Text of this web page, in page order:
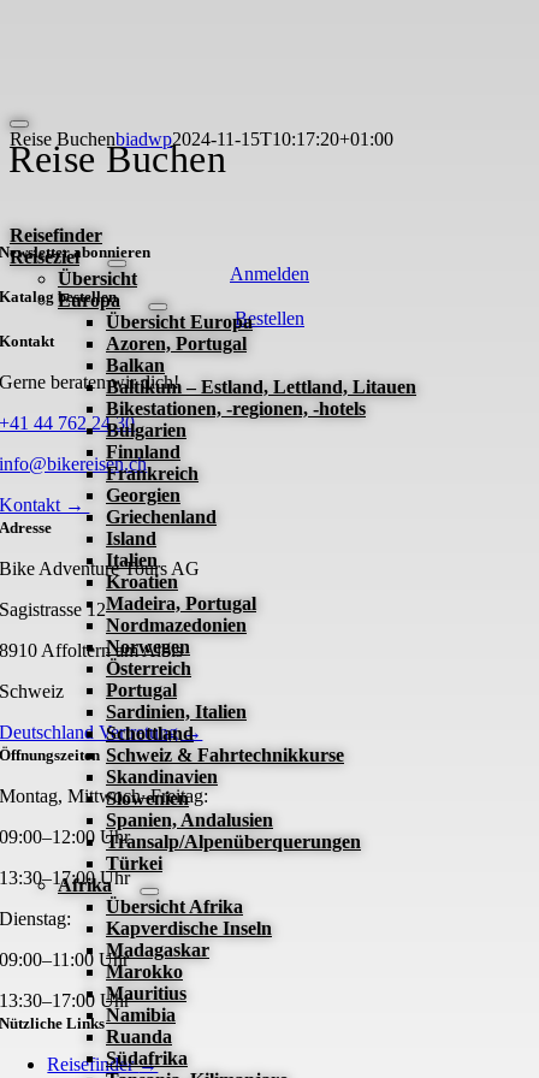
Toggle
Navigation
Reisefinder
Reiseziel
Übersicht
Europa
Übersicht Europa
Azoren, Portugal
Balkan
Baltikum – Estland, Lettland, Litauen
Bikestationen, -regionen, -hotels
Bulgarien
Finnland
Frankreich
Georgien
Griechenland
Island
Italien
Kroatien
Madeira, Portugal
Nordmazedonien
Norwegen
Österreich
Portugal
Sardinien, Italien
Schottland
Schweiz & Fahrtechnikkurse
Skandinavien
Slowenien
Spanien, Andalusien
Transalp/Alpenüberquerungen
Türkei
Afrika
Übersicht Afrika
Kapverdische Inseln
Madagaskar
Marokko
Mauritius
Namibia
Ruanda
Südafrika
Reise Buchen
Reise Buchenbiadwp2024-11-15T10:17:20+01:00
Newsletter abonnieren
Anmelden
Katalog bestellen
Bestellen
Kontakt
Gerne beraten wir dich!
+41 44 762 24 30
info@bikereisen.ch
Kontakt →
Adresse
Bike Adventure Tours AG
Sagistrasse 12
8910 Affoltern am Albis
Schweiz
Deutschland Vertretung →
Öffnungszeiten
Montag, Mittwoch–Freitag:
09:00–12:00 Uhr
13:30–17:00 Uhr
Dienstag:
09:00–11:00 Uhr
13:30–17:00 Uhr
Nützliche Links
Reisefinder→